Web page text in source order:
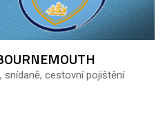
snídaně, cestovní pojištění